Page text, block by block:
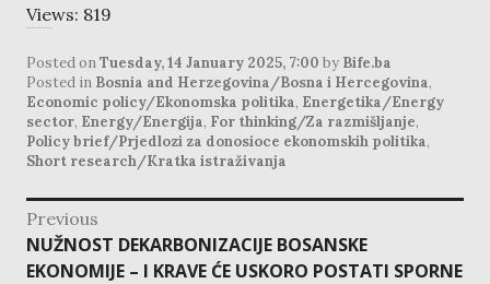
Views: 819
Posted onTuesday, 14 January 2025, 7:00 by Bife.ba
Posted in Bosnia and Herzegovina/Bosna i Hercegovina,
Economic policy/Ekonomska politika, Energetika/Energy
sector, Energy/Energija, For thinking/Za razmišljanje,
Policy brief/Prjedlozi za donosioce ekonomskih politika,
Short research/Kratka istraživanja
post
navigation
Previous
Previous
post:
NUŽNOST DEKARBONIZACIJE BOSANSKE
EKONOMIJE – I KRAVE ĆE USKORO POSTATI SPORNE